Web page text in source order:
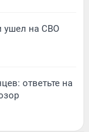
ушел на СВО
ответьте на